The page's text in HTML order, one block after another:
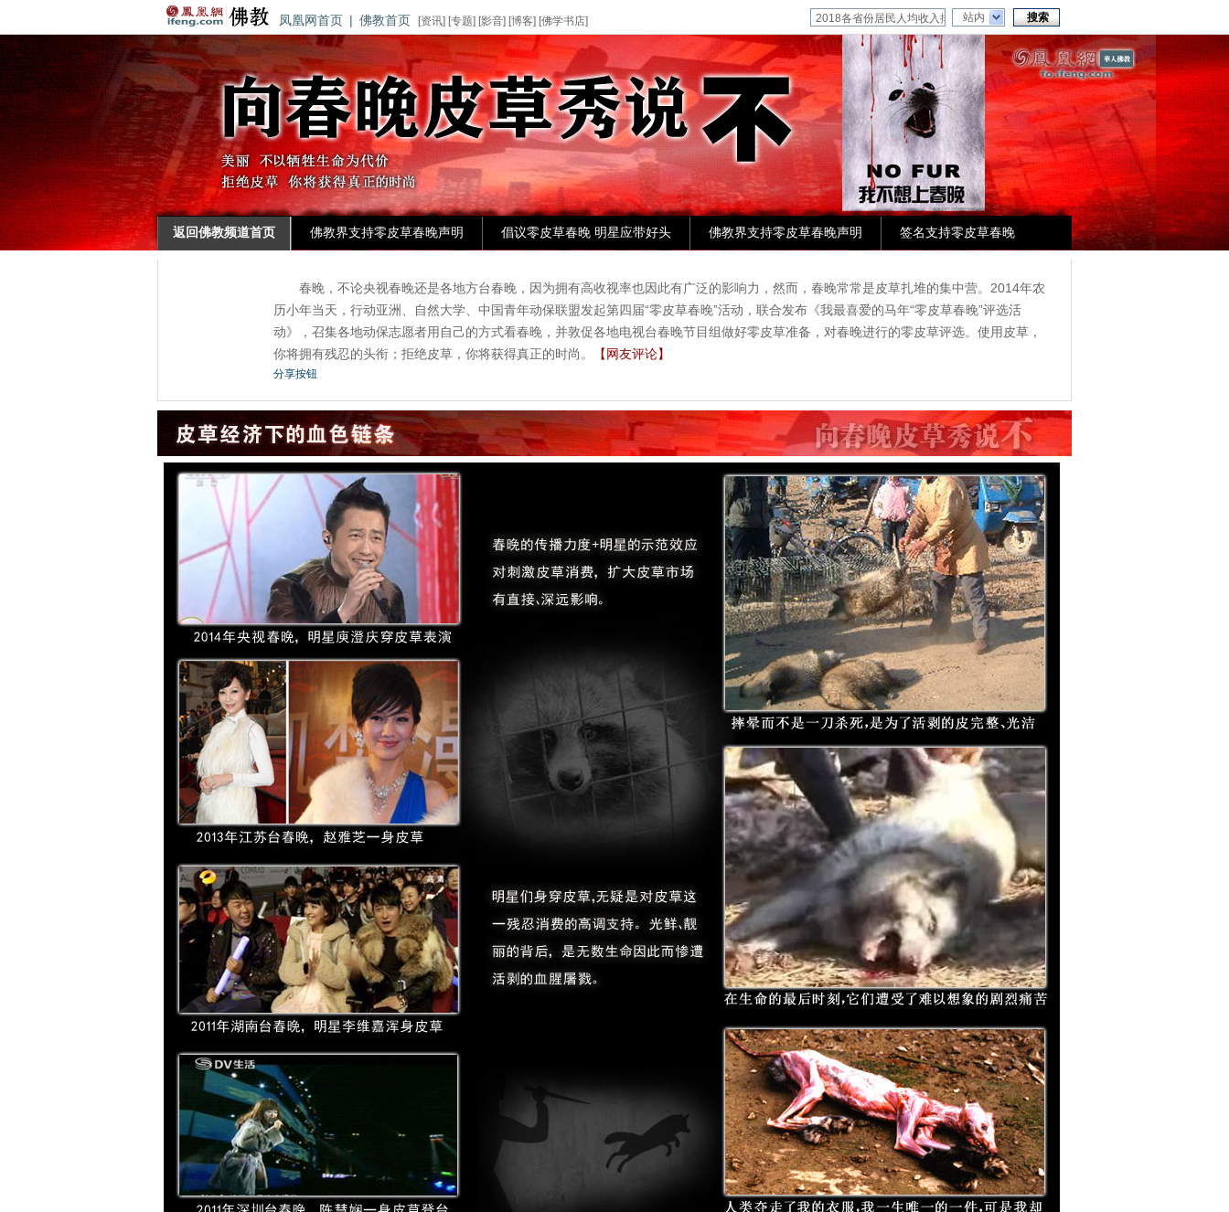
凤凰网首页 | 佛教首页 [资讯] [专题] [影音] [博客] [佛学书店] 站内
返回佛教频道首页 佛教界支持零皮草春晚声明 倡议零皮草春晚 明星应带好头 佛教界支持零皮草春晚声明 签名支持零皮草春晚
春晚，不论央视春晚还是各地方台春晚，因为拥有高收视率也因此有广泛的影响力，然而，春晚常常是皮草扎堆的集中营。2014年农
历小年当天，行动亚洲、自然大学、中国青年动保联盟发起第四届“零皮草春晚”活动，联合发布《我最喜爱的马年“零皮草春晚”评选活
动》，召集各地动保志愿者用自己的方式看春晚，并敦促各地电视台春晚节目组做好零皮草准备，对春晚进行的零皮草评选。使用皮草，
你将拥有残忍的头衔；拒绝皮草，你将获得真正的时尚。
【网友评论】
分享按钮